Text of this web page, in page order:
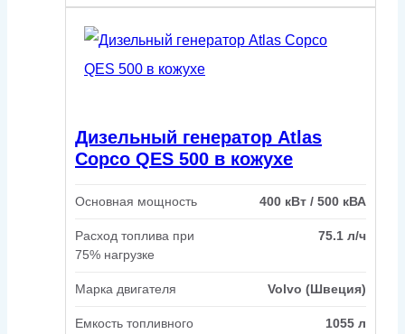
Дизельный генератор Atlas
Copco QES 500 в кожухе
Основная мощность 400 кВт / 500 кВА
Расход топлива при
75% нагрузке
75.1 л/ч
Марка двигателя Volvo (Швеция)
Емкость топливного
1055 л